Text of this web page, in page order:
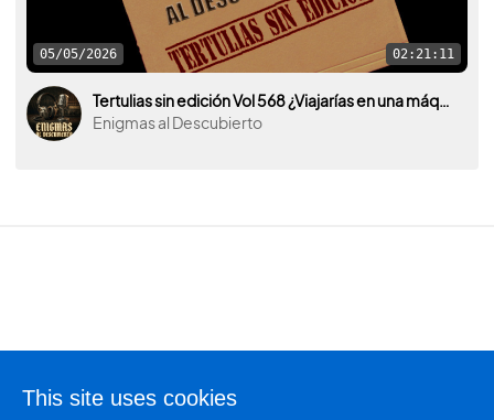
05/05/2026 02:21:11
Tertulias sin edición Vol 568 ¿Viajarías en una máquina del tiempo para darle algún mensaje a tu yo del pasado?
Enigmas al Descubierto
This site uses cookies